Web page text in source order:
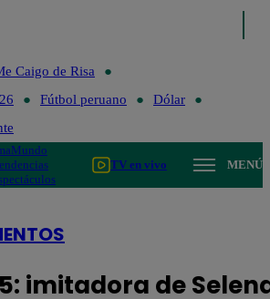
Caigo de Risa
Fútbol peruano
Dólar
Mundo
TV en vivo MENÚ
imitadora de